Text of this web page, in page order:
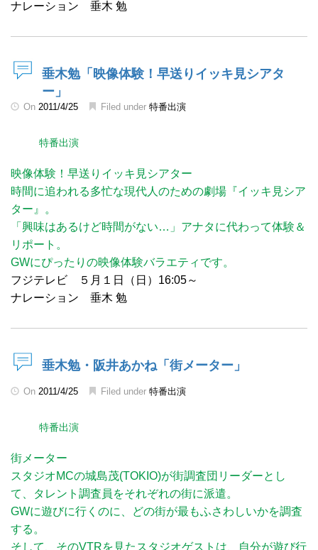
ナレーション 垂木 勉
垂木勉「映像体験！早送りイッキ見シアタ
ー」
On 2011/4/25 Filed under 特番出演
特番出演
映像体験！早送りイッキ見シアター
時間に追われる多忙な現代人のための劇場『イッキ見シア
ター』。
「興味はあるけど時間がない…」アナタに代わって体験＆
リポート。
GWにぴったりの映像体験バラエティです。
フジテレビ ５月１日（日）16:05～
ナレーション 垂木 勉
垂木勉・阪井あかね「街メーター」
On 2011/4/25 Filed under 特番出演
特番出演
街メーター
スタジオMCの城島茂(TOKIO)が街調査団リーダーとし
て、タレント調査員をそれぞれの街に派遣。
GWに遊びに行くのに、どの街が最もふさわしいかを調査
する。
そして、そのVTRを見たスタジオゲストは、自分が遊び行